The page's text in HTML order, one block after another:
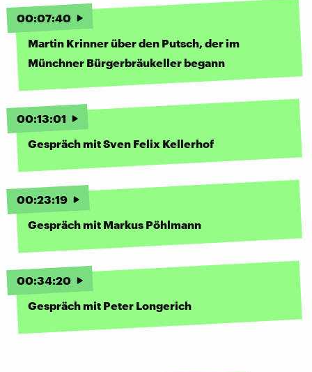
00:07:40
Martin Krinner über den Putsch, der im
Münchner Bürgerbräukeller begann
00:13:01
Gespräch mit Sven Felix Kellerhof
00:23:19
Gespräch mit Markus Pöhlmann
00:34:20
Gespräch mit Peter Longerich